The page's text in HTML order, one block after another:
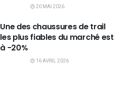
20 MAI 2026
Une des chaussures de trail
les plus fiables du marché est
à -20%
16 AVRIL 2026